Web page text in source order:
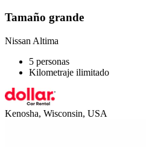
Tamaño grande
Nissan Altima
5 personas
Kilometraje ilimitado
Kenosha, Wisconsin, USA